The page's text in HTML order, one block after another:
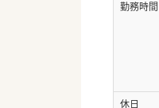
勤務時間
休日